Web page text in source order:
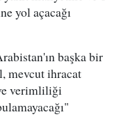
yol açacağı
başka bir
mevcut ihracat
verimliliği